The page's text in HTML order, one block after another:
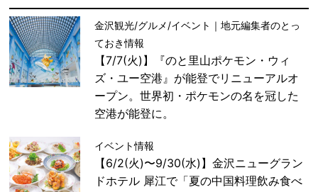
金沢観光/グルメ/イベント｜地元編集者のとっ
ておき情報
【7/7(火)】『のと里山ポケモン・ウィ
ズ・ユー空港』が能登でリニューアルオ
ープン。世界初・ポケモンの名を冠した
空港が能登に。
イベント情報
【6/2(火)〜9/30(水)】金沢ニューグラン
ドホテル 犀江で「夏の中国料理飲み食べ